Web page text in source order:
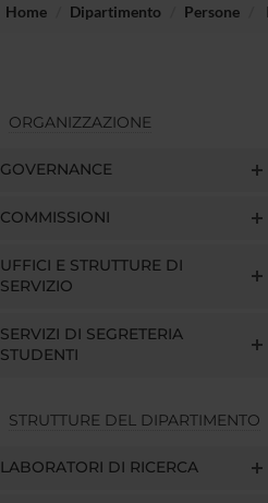
Home Dipartimento Persone
ORGANIZZAZIONE
GOVERNANCE
COMMISSIONI
UFFICI E STRUTTURE DI
SERVIZIO
SERVIZI DI SEGRETERIA
STUDENTI
STRUTTURE DEL DIPARTIMENTO
LABORATORI DI RICERCA